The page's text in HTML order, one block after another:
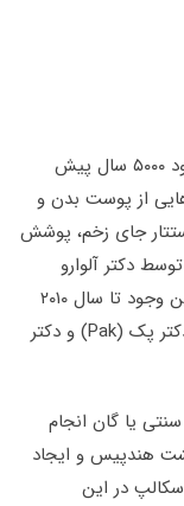
استفاده از رنگ روی پوست بدن قدمتی در حدود ۵۰۰۰ سال پیش
از پوست بدن و
جای زخم، پوشش
نواحی کم‌پشت یا طاس اولین بار در سال ۲۰۰۱ توسط دکتر آلوارو
تراکینا (Alvaro Traquina) پیشنهاد گردید با این وجود تا سال ۲۰۱۰
طول کشید تا روش عملی و تجاری آن توسط دکتر پک (Pak) و دکتر
یا گان انجام
هندپیس و ایجاد
در این